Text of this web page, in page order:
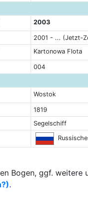
2003
2001 - ... (Jetzt-
Kartonowa Flota
004
Wostok
1819
Segelschiff
Bogen, ggf.
.